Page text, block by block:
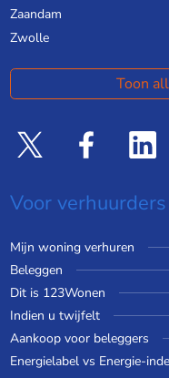
Zaandam
Zwolle
Toon
Voor verhuurders
Mijn woning verhuren
Beleggen
Dit is 123Wonen
Indien u twijfelt
Aankoop voor beleggers
Energielabel vs Energie-